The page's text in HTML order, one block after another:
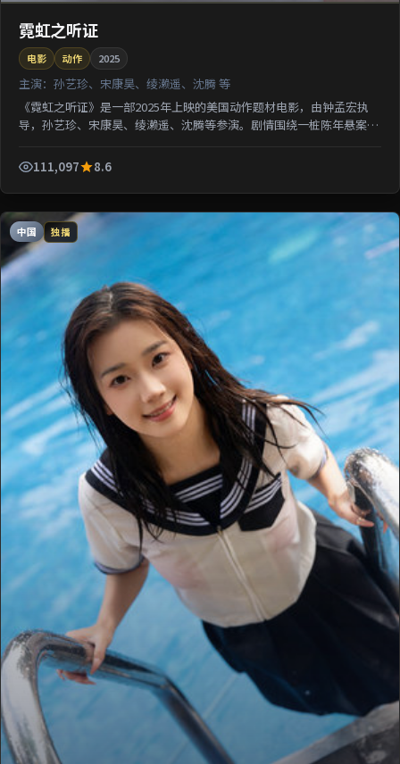
霓虹之听证
电影 动作 2025
主演： 孙艺珍、宋康昊、绫濑遥、沈腾 等
《霓虹之听证》是一部2025年上映的美国动作题材电影，由钟孟宏执
导，孙艺珍、宋康昊、绫濑遥、沈腾等参演。剧情围绕一桩陈年悬案与
111,097
8.6
中国 独播